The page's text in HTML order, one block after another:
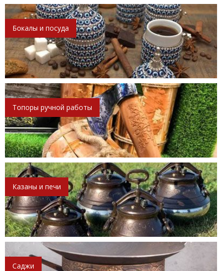
Бокалы и посуда
Топоры ручной работы
Казаны и печи
Саджи